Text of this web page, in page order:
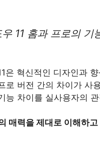
우 11 홈과 프로의
은 혁신적인 디자인과
로 버전 간의 차이가 사
능 차이를 실사용자의
매력을 제대로 이해하